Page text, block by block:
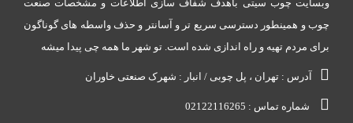
وبسایت چوب سیتی باهدف شفاف سازی اطلاعات و مشخصات صنعت
چوب و همینطور دسترسی سریع تر و آسانتر و حذف واسطه های گوناگون
برای مردم تهیه و راه اندازی شده است. تو شهر ما همه چی پیدا میشه
آدرس : تهران ، پل چوبی / انبار : شهرک صنعتی خاوران
شماره تماس : 02122116265